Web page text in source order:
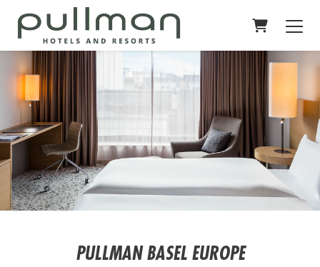
PANIER
PULLMAN BASEL EUROPE